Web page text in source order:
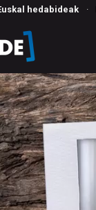
hedabideak ·